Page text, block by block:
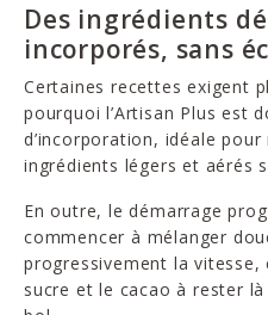
Des ingrédients
incorporés, sans
Certaines recettes exigent
pourquoi l’Artisan Plus est
d’incorporation, idéale
ingrédients légers et aérés
En outre, le démarrage
commencer à mélanger
progressivement la vitesse,
sucre et le cacao à rester